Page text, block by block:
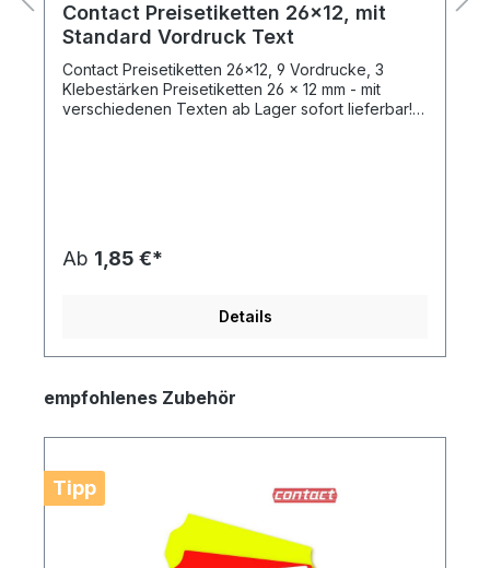
Contact Preisetiketten 26x12, mit
Standard Vordruck Text
Contact Preisetiketten 26x12, 9 Vordrucke, 3
Klebestärken Preisetiketten 26 x 12 mm - mit
verschiedenen Texten ab Lager sofort lieferbar!
Rollen/Karton oder ab 6 Rollen je nach
Smart 6, Smart 8, Meto 5.26, Meto 6.26, Meto 7.26,
Meto 8.26, Meto 10.26 jeweils 26x12, Blitz C5, Blitz
10, jeweils 26x12, Avery 1/6, Avery 1/8, Avery 1/10,
10.26, Open C6, Open C8, Open C10 - Handy 1/6
Sky S6 / S8 (26x12), Printex V6, Printex V8,
Printex V10, Alpha 2612, Swing 2612, Eltak 2612Der
Preis bezieht sich jeweils auf eine Etikettenrolle
der Preisetiketten.Ihre Vorteile beim Kauf von
Contact Etiketten bei HUTNER: Sie kaufen bei uns
Ab 1,85 €*
Details
empfohlenes Zubehör
Tipp